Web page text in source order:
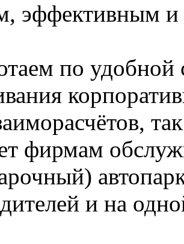
эффективным
по удобной
фирмам
и на